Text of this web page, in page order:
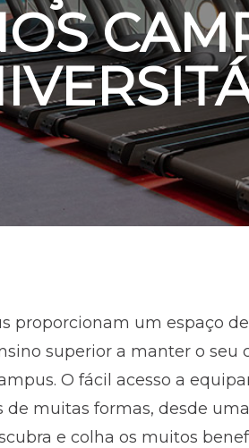
proporcionam um espaço
superior a manter o seu
O fácil acesso a
de muitas formas, desde
e colha os muitos